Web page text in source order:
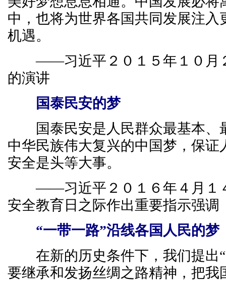
中，也将为世界各国共同发展注入
机遇。
——习近平２０１５年１０月
的演讲
国泰民安的梦
国泰民安是人民群众最基本、
中华民族伟大复兴的中国梦，保证
安全是头等大事。
——习近平２０１６年４月１
安全教育日之际作出重要指示强调
“一带一路”沿线各国人民的梦
在新的历史条件下，我们提出“
要继承和发扬丝绸之路精神，把我